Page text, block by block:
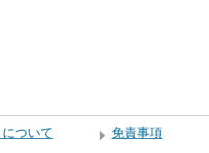
ついて
免責事項